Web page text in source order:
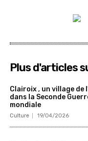
Plus d'articles
Clairoix , un village de
dans la Seconde
mondiale
Culture 19/04/2026